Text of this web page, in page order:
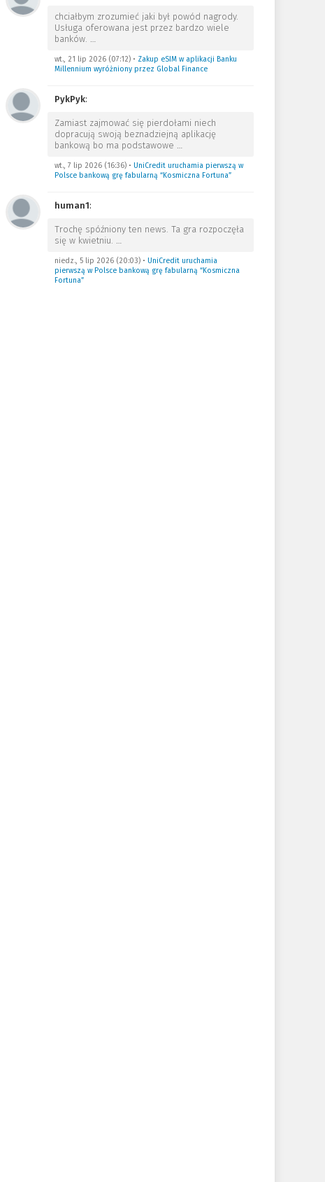
chciałbym zrozumieć jaki był powód nagrody.
Usługa oferowana jest przez bardzo wiele
banków. …
wt., 21 lip 2026 (07:12)• Zakup eSIM w aplikacji Banku
Millennium wyróżniony przez Global Finance
PykPyk:
Zamiast zajmować się pierdołami niech
dopracują swoją beznadziejną aplikację
bankową bo ma podstawowe …
wt., 7 lip 2026 (16:36)• UniCredit uruchamia pierwszą w
Polsce bankową grę fabularną “Kosmiczna Fortuna”
human1:
Trochę spóźniony ten news. Ta gra rozpoczęła
się w kwietniu. …
niedz., 5 lip 2026 (20:03)• UniCredit uruchamia
pierwszą w Polsce bankową grę fabularną “Kosmiczna
Fortuna”